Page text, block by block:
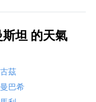
坦 的天氣
茲
巴希